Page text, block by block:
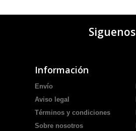
Siguenos
Información
Envío
Aviso legal
Términos y condiciones
Sobre nosotros